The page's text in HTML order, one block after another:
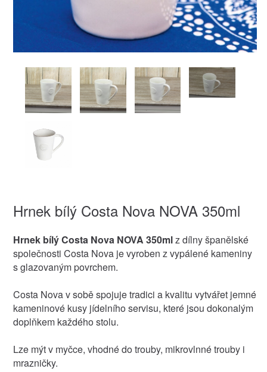
Hrnek bílý Costa Nova NOVA 350ml
Hrnek bílý Costa Nova NOVA 350mlz dílny španělské
společnosti Costa Nova je vyroben z vypálené kameniny
s glazovaným povrchem.
Costa Nova v sobě spojuje tradici a kvalitu vytvářet jemné
kameninové kusy jídelního servisu, které jsou dokonalým
doplňkem každého stolu.
Lze mýt v myčce, vhodné do trouby, mikrovlnné trouby i
mrazničky.